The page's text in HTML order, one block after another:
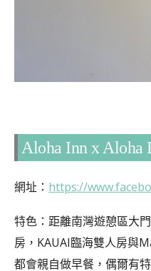
Aloha Inn x Aloha
網址： https://
特色：距離南灣遊憩區大
房，KAUAI臨海雙人房與
都會親自做早餐，偶爾有